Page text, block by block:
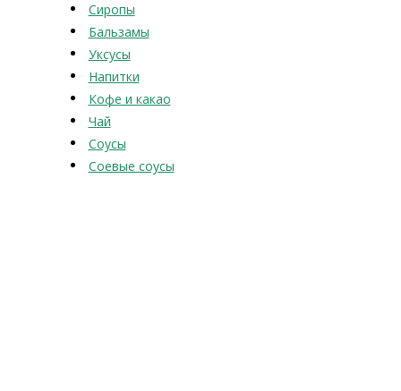
Сиропы
Бальзамы
Уксусы
Напитки
Кофе и какао
Чай
Соусы
Соевые соусы